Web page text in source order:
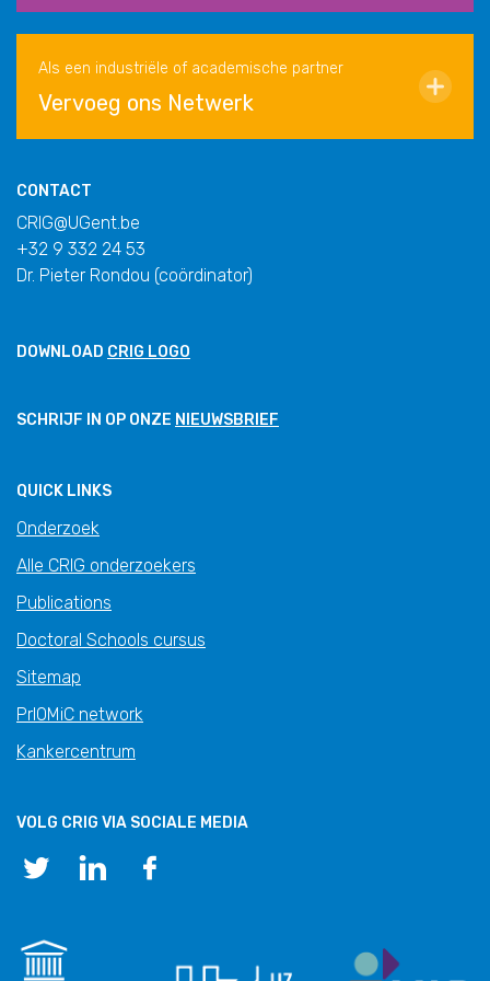
Als een industriële of academische partner
Vervoeg ons Netwerk
CONTACT
CRIG@UGent.be
+32 9 332 24 53
Dr. Pieter Rondou (coördinator)
DOWNLOAD CRIG LOGO
SCHRIJF IN OP ONZE NIEUWSBRIEF
QUICK LINKS
Onderzoek
Alle CRIG onderzoekers
Publications
Doctoral Schools cursus
Sitemap
PrIOMiC network
Kankercentrum
VOLG CRIG VIA SOCIALE MEDIA